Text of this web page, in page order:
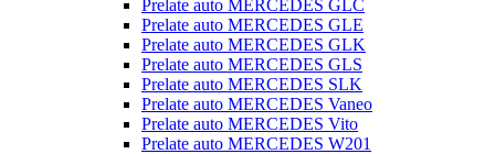
Prelate auto MERCEDES GLC
Prelate auto MERCEDES GLE
Prelate auto MERCEDES GLK
Prelate auto MERCEDES GLS
Prelate auto MERCEDES SLK
Prelate auto MERCEDES Vaneo
Prelate auto MERCEDES Vito
Prelate auto MERCEDES W201